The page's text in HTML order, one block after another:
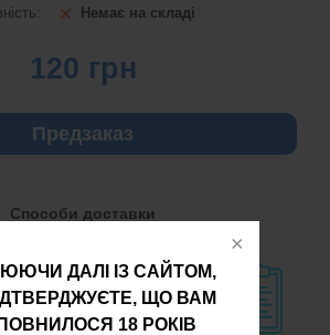
ДАЛІ ІЗ САЙТОМ,
ЩО ВАМ
18 РОКІВ
Немає на складі
120 грн
Предзаказ
Способи доставки
Самовивезення
Подробнее